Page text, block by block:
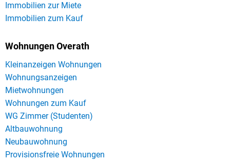
Immobilien zur Miete
Immobilien zum Kauf
Wohnungen Overath
Kleinanzeigen Wohnungen
Wohnungsanzeigen
Mietwohnungen
Wohnungen zum Kauf
WG Zimmer (Studenten)
Altbauwohnung
Neubauwohnung
Provisionsfreie Wohnungen